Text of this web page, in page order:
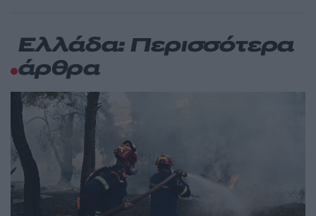
Ελλάδα: Περισσότερα
άρθρα